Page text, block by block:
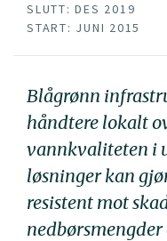
SLUTT: DES 2019
START: JUNI 2015
Blågrønn
håndtere lokalt
vannkvaliteten i
løsninger kan
resistent mot